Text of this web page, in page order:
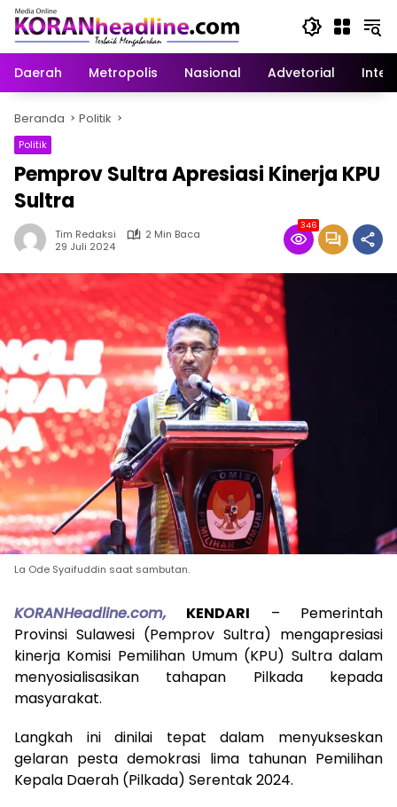
Langsung
konten
Daerah
Metropolis Nasional Advetorial
Beranda Politik
Politik
Pemprov Sultra Apresiasi Kinerja KPU
Sultra
Tim Redaksi
2 Min Baca
29 Juli 2024
346
La Ode Syaifuddin saat sambutan.
KORANHeadline.com, KENDARI – Pemerintah
Provinsi Sulawesi (Pemprov Sultra) mengapresiasi
kinerja Komisi Pemilihan Umum (KPU) Sultra dalam
menyosialisasikan tahapan Pilkada kepada
masyarakat.
Langkah ini dinilai tepat dalam menyukseskan
gelaran pesta demokrasi lima tahunan Pemilihan
Kepala Daerah (Pilkada) Serentak 2024.